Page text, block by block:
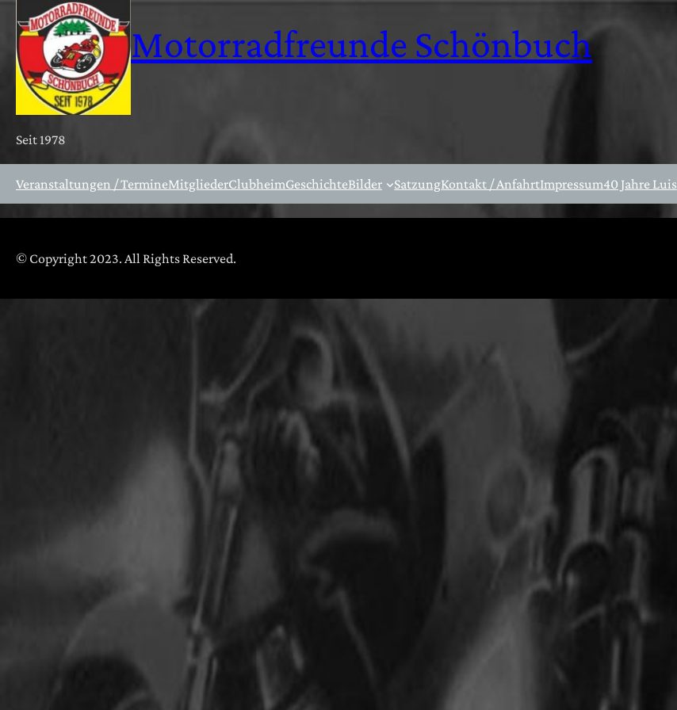
Inhalt
springen
Motorradfreunde Schönbuch
Seit 1978
Veranstaltungen / TermineMitgliederClubheimGeschichteBilder SatzungKontakt / AnfahrtImpressum40 Jahre Luis
© Copyright 2023. All Rights Reserved.